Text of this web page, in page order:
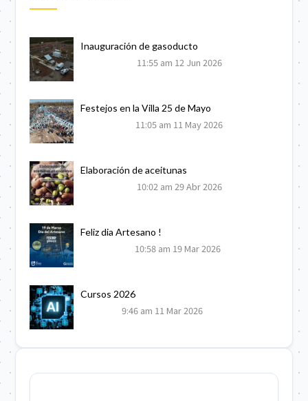
Inauguración de gasoducto
11:55 am 12 Jun 2026
Festejos en la Villa 25 de Mayo
11:05 am 11 May 2026
Elaboración de aceitunas
10:02 am 29 Abr 2026
Feliz dia Artesano !
10:58 am 19 Mar 2026
Cursos 2026
9:46 am 11 Mar 2026